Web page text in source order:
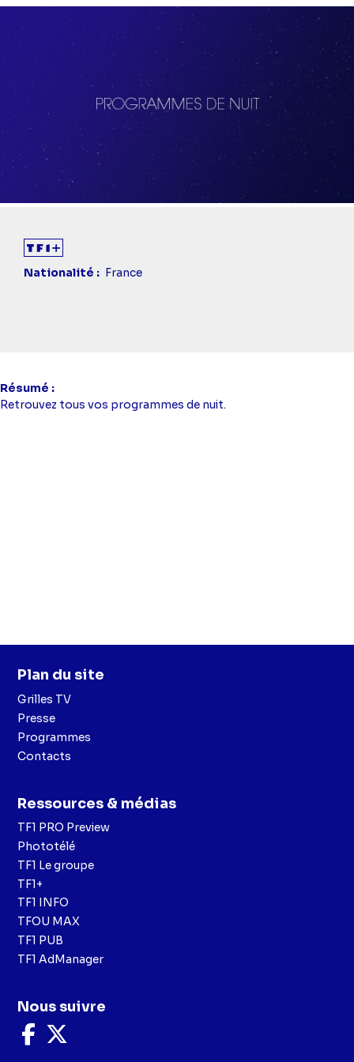
Nationalité France
Résumé
Retrouvez tous vos programmes de nuit.
Plan du site
Grilles TV
Presse
Programmes
Contacts
Ressources & médias
TF1 PRO Preview
Phototélé
TF1 Le groupe
TF1+
TF1 INFO
TFOU MAX
TF1 PUB
TF1 AdManager
Nous suivre
Nous
suivre